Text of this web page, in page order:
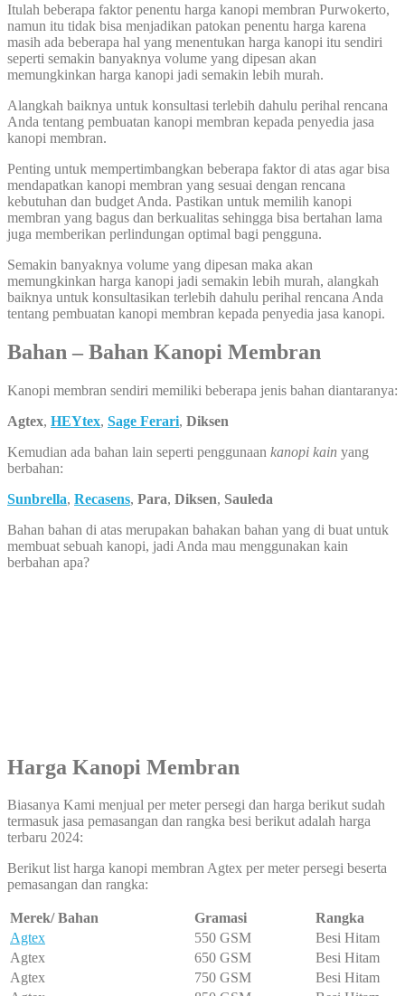
Itulah beberapa faktor penentu harga kanopi membran Purwokerto,
namun itu tidak bisa menjadikan patokan penentu harga karena
masih ada beberapa hal yang menentukan harga kanopi itu sendiri
seperti semakin banyaknya volume yang dipesan akan
memungkinkan harga kanopi jadi semakin lebih murah.
Alangkah baiknya untuk konsultasi terlebih dahulu perihal rencana
Anda tentang pembuatan kanopi membran kepada penyedia jasa
kanopi membran.
Penting untuk mempertimbangkan beberapa faktor di atas agar bisa
mendapatkan kanopi membran yang sesuai dengan rencana
kebutuhan dan budget Anda. Pastikan untuk memilih kanopi
membran yang bagus dan berkualitas sehingga bisa bertahan lama
juga memberikan perlindungan optimal bagi pengguna.
Semakin banyaknya volume yang dipesan maka akan
memungkinkan harga kanopi jadi semakin lebih murah, alangkah
baiknya untuk konsultasikan terlebih dahulu perihal rencana Anda
tentang pembuatan kanopi membran kepada penyedia jasa kanopi.
Bahan – Bahan Kanopi Membran
Kanopi membran sendiri memiliki beberapa jenis bahan diantaranya:
Agtex, HEYtex, Sage Ferari, Diksen
Kemudian ada bahan lain seperti penggunaan kanopi kain yang
berbahan:
Sunbrella, Recasens, Para, Diksen, Sauleda
Bahan bahan di atas merupakan bahakan bahan yang di buat untuk
membuat sebuah kanopi, jadi Anda mau menggunakan kain
berbahan apa?
Harga Kanopi Membran
Biasanya Kami menjual per meter persegi dan harga berikut sudah
termasuk jasa pemasangan dan rangka besi berikut adalah harga
terbaru 2024:
Berikut list harga kanopi membran Agtex per meter persegi beserta
pemasangan dan rangka:
Merek/ Bahan Gramasi
Rangka
Agtex
550 GSM
Besi Hitam
Agtex
650 GSM
Besi Hitam
Agtex
750 GSM
Besi Hitam